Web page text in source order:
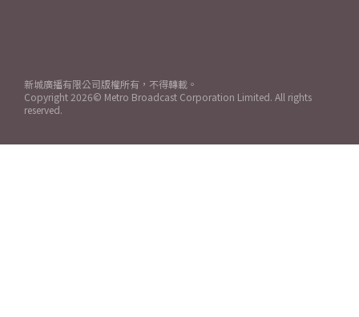
新城廣播有限公司版權所有，不得轉載。
Copyright 2026© Metro Broadcast Corporation Limited. All rights
reserved.